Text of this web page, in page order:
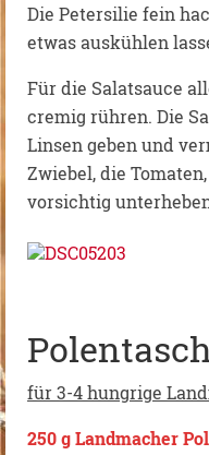
Die Petersilie fein
etwas auskühlen
Für die Salatsauce
cremig rühren. Die
Linsen geben und
Zwiebel, die
vorsichtig
für 3-4 hungrige
250 g Landmacher